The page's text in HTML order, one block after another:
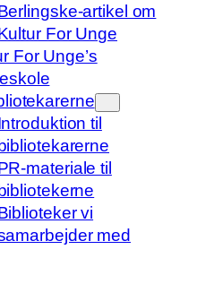
artikel om
For Unge
For Unge’s
til
materiale til
vi
med